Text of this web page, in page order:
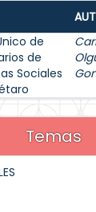
de
de
Sociales
Temas